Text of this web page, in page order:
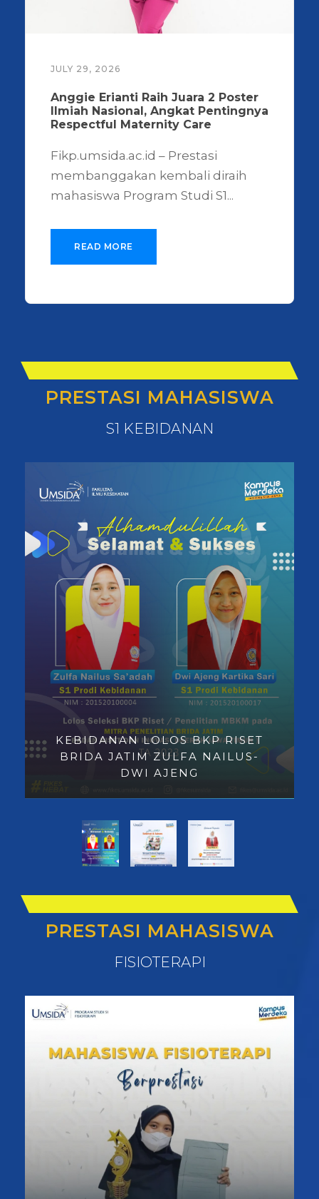
JULY 29, 2026
Anggie Erianti Raih Juara 2 Poster
Ilmiah Nasional, Angkat Pentingnya
Respectful Maternity Care
Fikp.umsida.ac.id – Prestasi
membanggakan kembali diraih
mahasiswa Program Studi S1...
READ MORE
PRESTASI MAHASISWA
S1 KEBIDANAN
KEBIDANAN LOLOS BKP RISET
BRIDA JATIM ZULFA NAILUS-
DWI AJENG
PRESTASI MAHASISWA
FISIOTERAPI